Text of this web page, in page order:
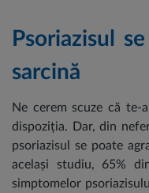
Psoriazisul
sarcină
Ne cerem scuze că
dispoziția. Dar, din
psoriazisul se poate
același studiu, 65%
simptomelor